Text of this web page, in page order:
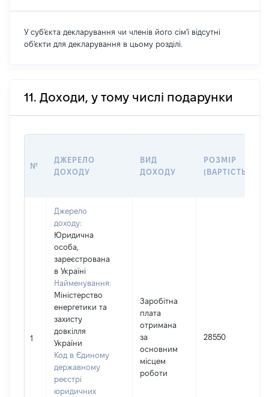
У суб'єкта декларування чи членів його сім'ї відсутні
об'єкти для декларування в цьому розділі.
11. Доходи, у тому числі подарунки
№
ДЖЕРЕЛО
ДОХОДУ
ВИД
ДОХОДУ
РОЗМІР
(ВАРТІСТЬ)
1
Джерело
доходу:
Юридична
особа,
зареєстрована
в Україні
Найменування:
Міністерство
енергетики та
захисту
довкілля
України
Код в Єдиному
державному
реєстрі
юридичних
Заробітна
плата
отримана
за
основним
місцем
роботи
28550